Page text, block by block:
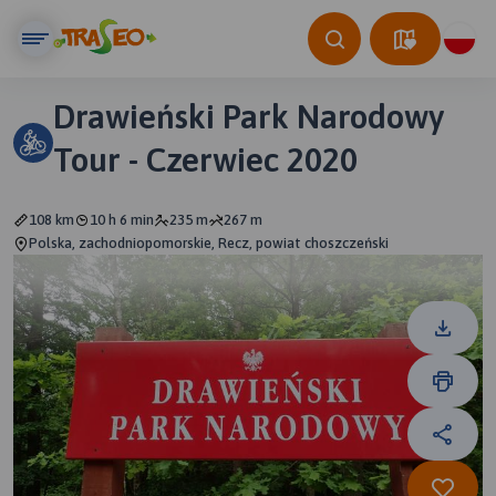
Drawieński Park Narodowy
Tour - Czerwiec 2020
108 km 10 h 6 min 235 m
267 m
Polska, zachodniopomorskie, Recz, powiat choszczeński